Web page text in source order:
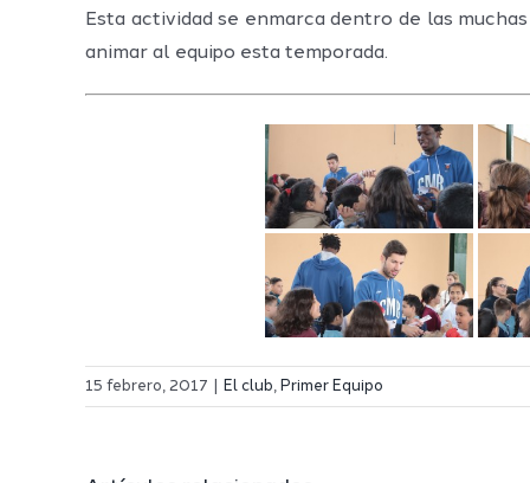
Esta actividad se enmarca dentro de las
animar al equipo esta temporada.
15 febrero, 2017 El club, Primer Equipo